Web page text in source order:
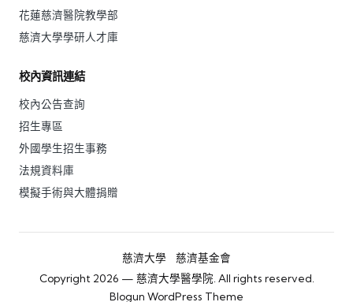
花蓮慈濟醫院教學部
慈濟大學學研人才庫
校內資訊連結
校內公告查詢
招生專區
外國學生招生事務
法規資料庫
模擬手術與大體捐贈
慈濟大學
慈濟基金會
Copyright 2026 — 慈濟大學醫學院. All rights reserved.
Blogun WordPress Theme